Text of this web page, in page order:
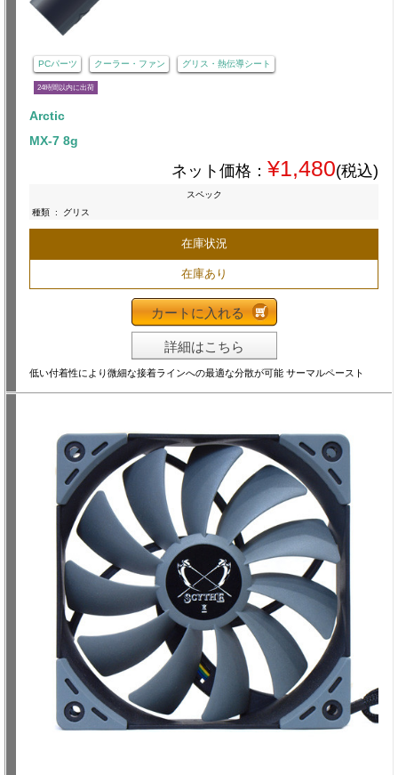
PCパーツ クーラー・ファン グリス・熱伝導シート
24時間以内に出荷
Arctic
MX-7 8g
ネット価格： ¥1,480(税込)
スペック
種類 : グリス
在庫状況
在庫あり
カートに入れる
詳細はこちら
低い付着性により微細な接着ラインへの最適な分散が可能 サーマルペースト